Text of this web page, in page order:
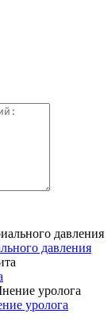
давления
уролога